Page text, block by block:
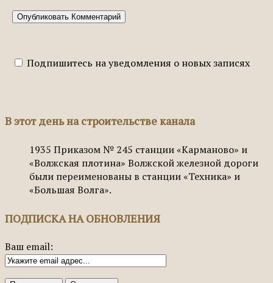
Подпишитесь на уведомления о новых записях
В этот день на строительстве канала
1935 Приказом № 245 станции «Карманово» и
«Волжская плотина» Волжской железной дороги
были переименованы в станции «Техника» и
«Большая Волга».
ПОДПИСКА НА ОБНОВЛЕНИЯ
Ваш email: